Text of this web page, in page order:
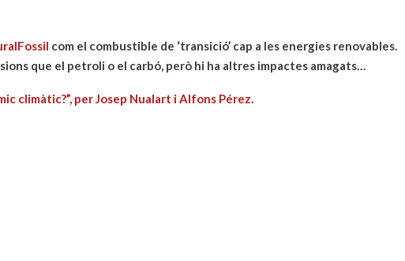
com el combustible de ‘transició’ cap a les energies renovables.
que el petroli o el carbó, però hi ha altres impactes amagats…
climàtic?”, per Josep Nualart i Alfons Pérez.